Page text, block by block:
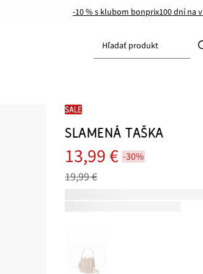
-10 % s klubom bonprix100 dní na
Hľadať produkt
SALE
SLAMENÁ TAŠKA
13,99 € -30%
19,99 €